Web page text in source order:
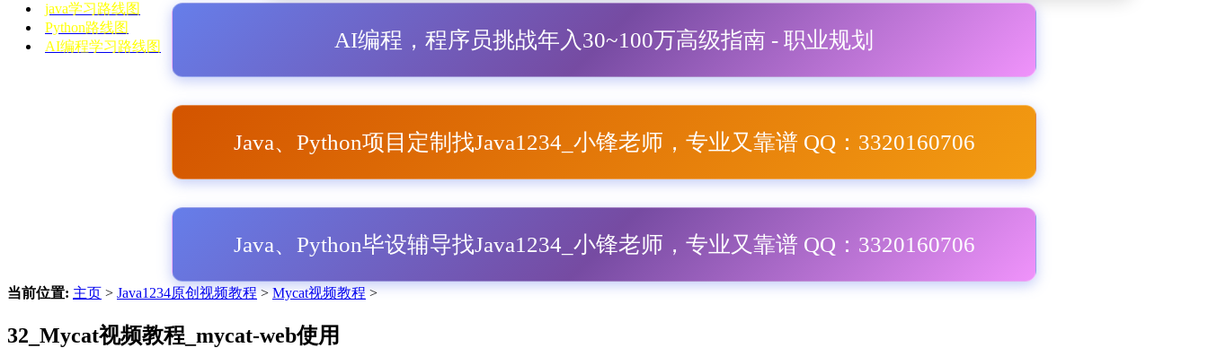
java学习路线图
Python路线图
AI编程学习路线图
AI编程，程序员挑战年入30~100万高级指南 - 职业规划
Java、Python项目定制找Java1234_小锋老师，专业又靠谱 QQ：3320160706
Java、Python毕设辅导找Java1234_小锋老师，专业又靠谱 QQ：3320160706
当前位置: 主页 > Java1234原创视频教程 > Mycat视频教程 >
32_Mycat视频教程_mycat-web使用